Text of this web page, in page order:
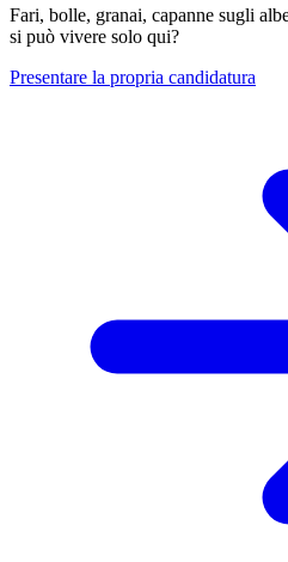
Fari, bolle, granai, capanne sugli
si può vivere solo qui?
Presentare la propria candidatura